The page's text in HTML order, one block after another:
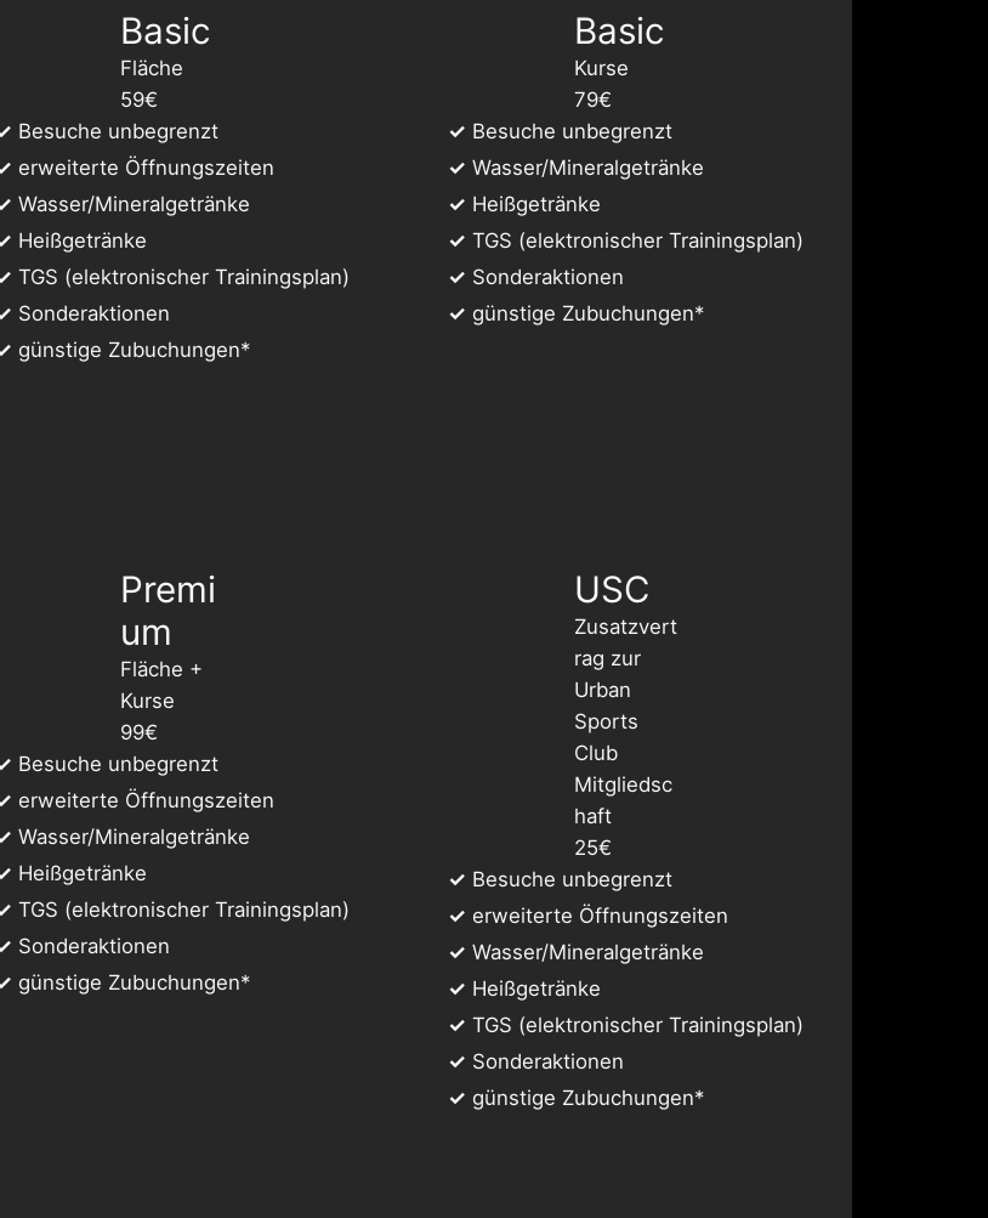
Basic
Fläche
59€
Besuche unbegrenzt
erweiterte Öffnungszeiten
Wasser/Mineralgetränke
Heißgetränke
TGS (elektronischer Trainingsplan)
Sonderaktionen
günstige Zubuchungen*
Basic
Kurse
79€
✓ Besuche unbegrenzt
✓ Wasser/Mineralgetränke
✓ Heißgetränke
✓ TGS (elektronischer Trainingsplan)
✓ Sonderaktionen
✓ günstige Zubuchungen*
Premi
um
Fläche +
Kurse
99€
Besuche unbegrenzt
erweiterte Öffnungszeiten
Wasser/Mineralgetränke
Heißgetränke
TGS (elektronischer Trainingsplan)
Sonderaktionen
günstige Zubuchungen*
USC
Zusatzvert
rag zur
Urban
Sports
Club
Mitgliedsc
haft
25€
✓ Besuche unbegrenzt
✓ erweiterte Öffnungszeiten
✓ Wasser/Mineralgetränke
✓ Heißgetränke
✓ TGS (elektronischer Trainingsplan)
✓ Sonderaktionen
✓ günstige Zubuchungen*